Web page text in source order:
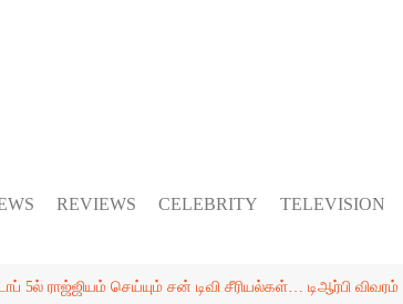
REVIEWS CELEBRITY TELEVISION
5ல் ராஜ்ஜியம் செய்யும் சன் டிவி சீரியல்கள்… டிஆர்பி விவரம்